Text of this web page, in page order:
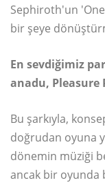
Sephiroth'un
bir şeye
En sevdiğimiz
anadu, Pleasure
Bu şarkıyla,
doğrudan oyuna
dönemin müziği
ancak bir oyunda